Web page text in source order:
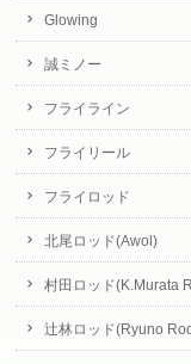
Glowing
誠ミノー
フライライン
フライリール
フライロッド
北尾ロッド(Awol)
村田ロッド(K.Murata
辻林ロッド(Ryuno